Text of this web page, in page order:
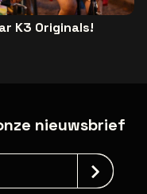
K3 Originals!
nieuwsbrief